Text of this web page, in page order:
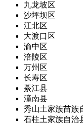
九龙坡区
沙坪坝区
江北区
大渡口区
渝中区
涪陵区
万州区
长寿区
綦江县
潼南县
秀山土家族苗族
石柱土家族自治